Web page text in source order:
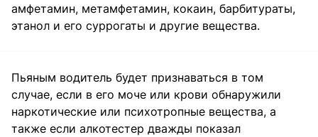
амфетамин, метамфетамин, кокаин, барбитураты,
этанол и его суррогаты и другие вещества.
Пьяным водитель будет признаваться в том
случае, если в его моче или крови обнаружили
наркотические или психотропные вещества, а
также если алкотестер дважды показал